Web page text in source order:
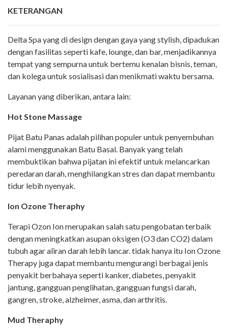
KETERANGAN
Delta Spa yang di design dengan gaya yang stylish, dipadukan
dengan fasilitas seperti kafe, lounge, dan bar, menjadikannya
tempat yang sempurna untuk bertemu kenalan bisnis, teman,
dan kolega untuk sosialisasi dan menikmati waktu bersama.
Layanan yang diberikan, antara lain:
Hot Stone Massage
Pijat Batu Panas adalah pilihan populer untuk penyembuhan
alami menggunakan Batu Basal. Banyak yang telah
membuktikan bahwa pijatan ini efektif untuk melancarkan
peredaran darah, menghilangkan stres dan dapat membantu
tidur lebih nyenyak.
Ion Ozone Theraphy
Terapi Ozon Ion merupakan salah satu pengobatan terbaik
dengan meningkatkan asupan oksigen (O3 dan CO2) dalam
tubuh agar aliran darah lebih lancar. tidak hanya itu Ion Ozone
Therapy juga dapat membantu mengurangi berbagai jenis
penyakit berbahaya seperti kanker, diabetes, penyakit
jantung, gangguan penglihatan, gangguan fungsi darah,
gangren, stroke, alzheimer, asma, dan arthritis.
Mud Theraphy